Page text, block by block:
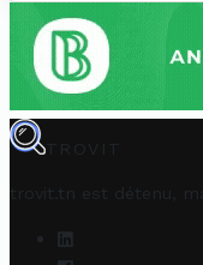
TROVIT
trovit.tn est détenu,